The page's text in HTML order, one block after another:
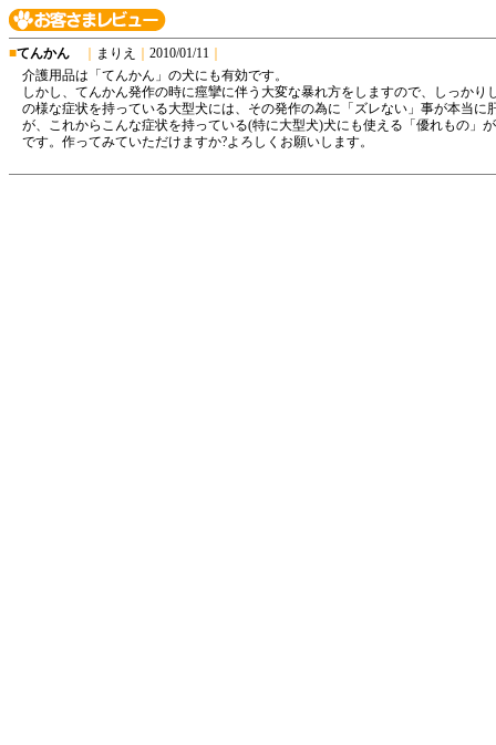
■てんかん まりえ 2010/01/11
介護用品は「てんかん」の犬にも有効です。
しかし、てんかん発作の時に痙攣に伴う大変な暴れ方をしますので、しっか
の様な症状を持っている大型犬には、その発作の為に「ズレない」事が本当
が、これからこんな症状を持っている(特に大型犬)犬にも使える「優れもの
です。作ってみていただけますか?よろしくお願いします。